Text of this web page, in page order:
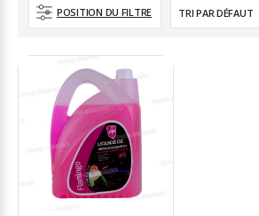
POSITION DU FILTRE